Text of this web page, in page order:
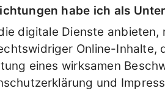
habe ich als
digitale Dienste
Online-Inhalte,
eines wirksamen
und